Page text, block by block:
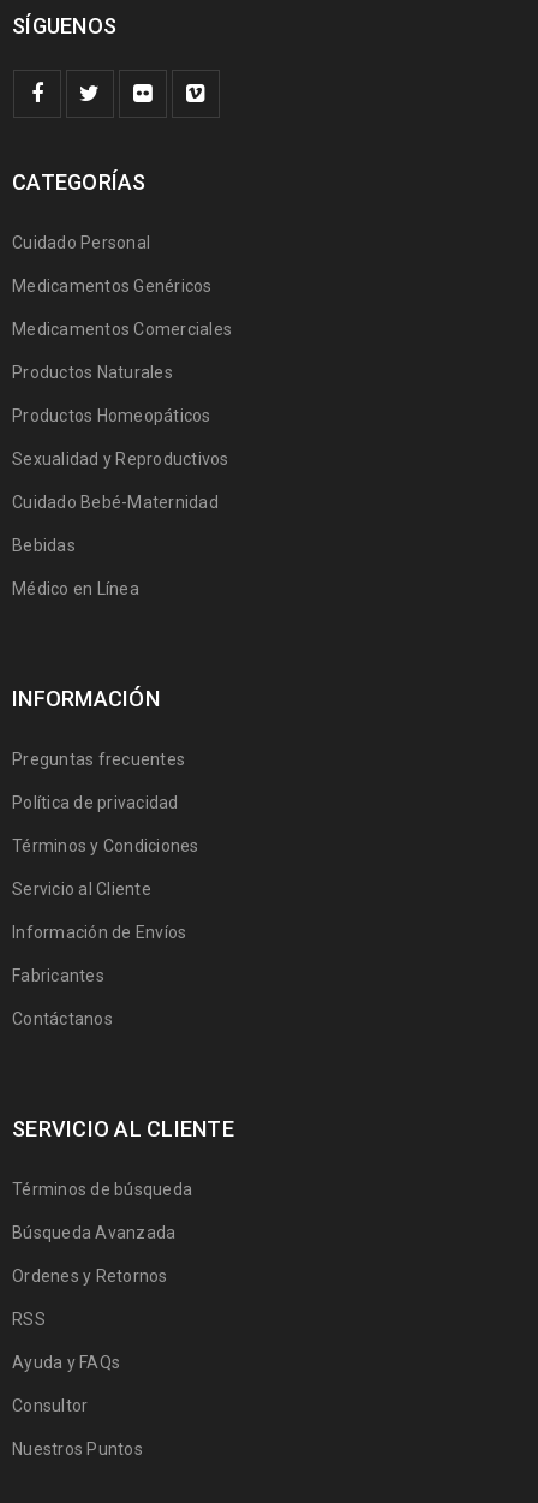
SÍGUENOS
CATEGORÍAS
Cuidado Personal
Medicamentos Genéricos
Medicamentos Comerciales
Productos Naturales
Productos Homeopáticos
Sexualidad y Reproductivos
Cuidado Bebé-Maternidad
Bebidas
Médico en Línea
INFORMACIÓN
Preguntas frecuentes
Política de privacidad
Términos y Condiciones
Servicio al Cliente
Información de Envíos
Fabricantes
Contáctanos
SERVICIO AL CLIENTE
Términos de búsqueda
Búsqueda Avanzada
Ordenes y Retornos
RSS
Ayuda y FAQs
Consultor
Nuestros Puntos